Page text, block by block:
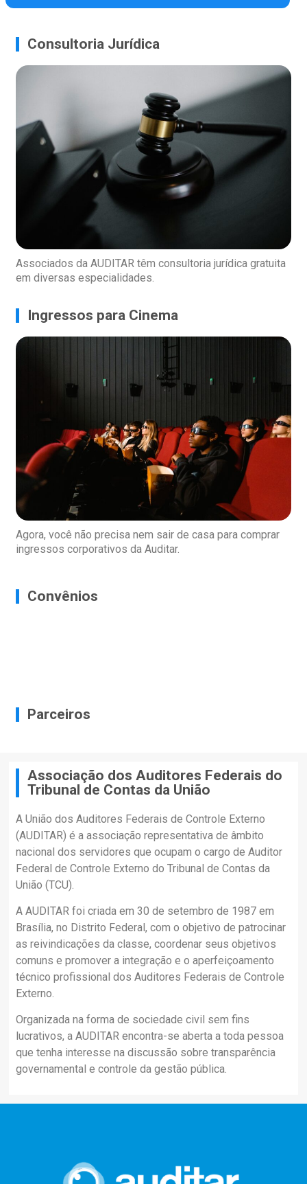
Consultoria Jurídica
Associados da AUDITAR têm consultoria jurídica gratuita
em diversas especialidades.
Ingressos para Cinema
Agora, você não precisa nem sair de casa para comprar
ingressos corporativos da Auditar.
Convênios
Parceiros
Associação dos Auditores Federais do
Tribunal de Contas da União
A União dos Auditores Federais de Controle Externo
(AUDITAR) é a associação representativa de âmbito
nacional dos servidores que ocupam o cargo de Auditor
Federal de Controle Externo do Tribunal de Contas da
União (TCU).
A AUDITAR foi criada em 30 de setembro de 1987 em
Brasília, no Distrito Federal, com o objetivo de patrocinar
as reivindicações da classe, coordenar seus objetivos
comuns e promover a integração e o aperfeiçoamento
técnico profissional dos Auditores Federais de Controle
Externo.
Organizada na forma de sociedade civil sem fins
lucrativos, a AUDITAR encontra-se aberta a toda pessoa
que tenha interesse na discussão sobre transparência
governamental e controle da gestão pública.